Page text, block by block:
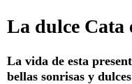
La dulce Cata
La vida de esta
bellas sonrisas y